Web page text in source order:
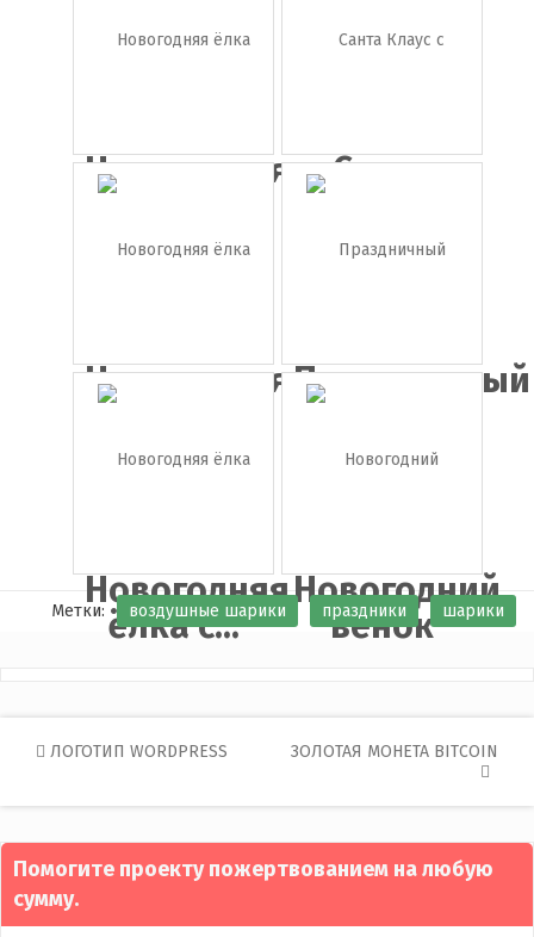
Новогодняя
ёлка с...
Cанта
Клаус с
кол...
НовогодняяПраздничный
Новогодняя
ёлка с...
Новогодний
венок
Метки: воздушные шарики праздники шарики
Post
ЛОГОТИП WORDPRESS ЗОЛОТАЯ МОНЕТА BITCOIN
Помогите проекту пожертвованием на любую
сумму.